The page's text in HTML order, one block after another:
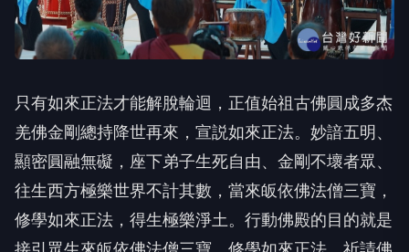
只有如來正法才能解脫輪迴，正值始祖古佛圓成多杰
羌佛金剛總持降世再來，宣説如來正法。妙諳五明、
顯密圓融無礙，座下弟子生死自由、金剛不壞者眾、
往生西方極樂世界不計其數，當來皈依佛法僧三寶，
修學如來正法，得生極樂淨土。行動佛殿的目的就是